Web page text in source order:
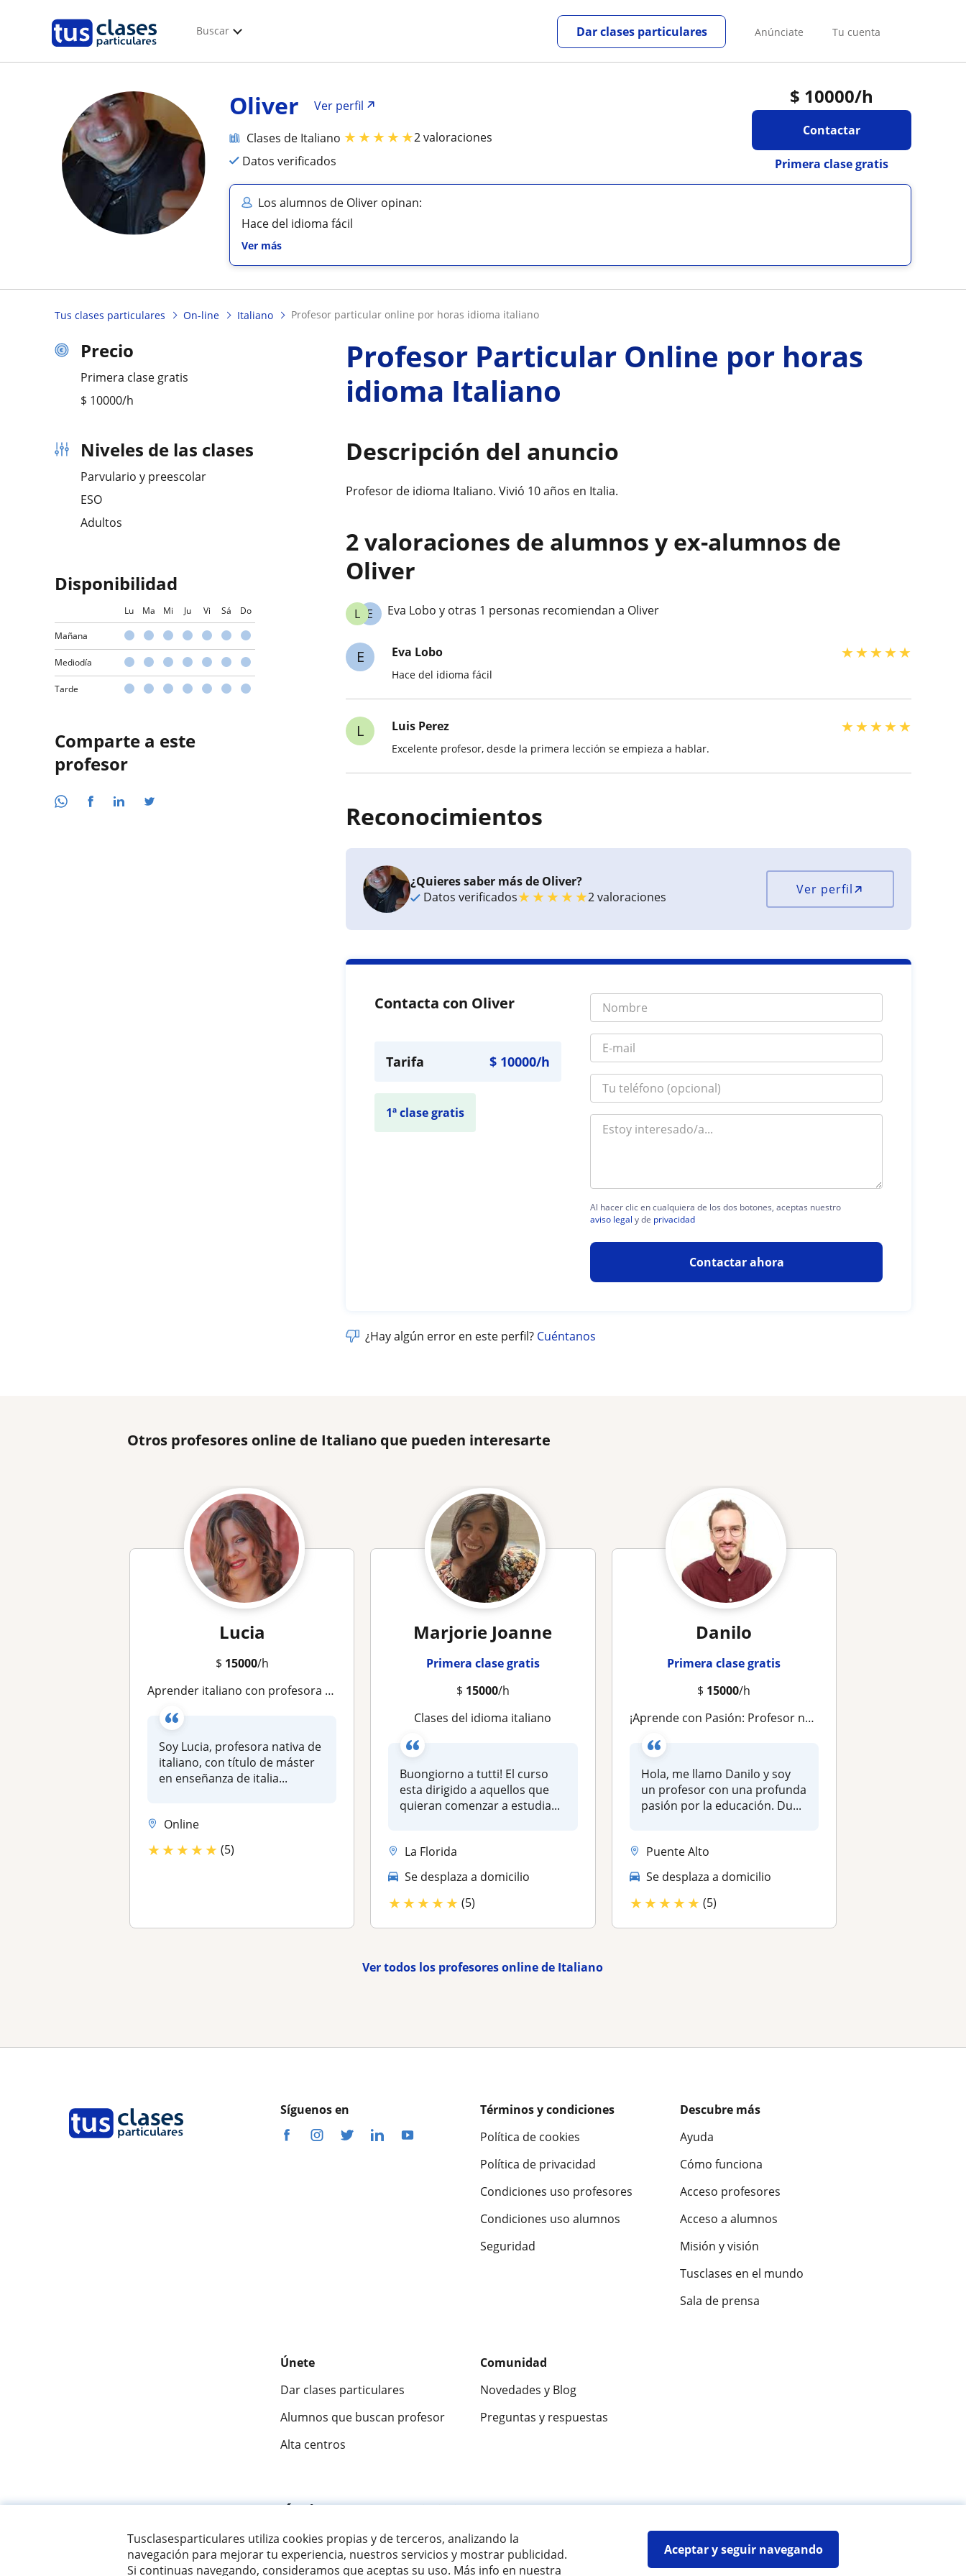
Tusclasesparticulares utiliza cookies propias y de terceros, analizando la
navegación para mejorar tu experiencia, nuestros servicios y mostrar publicidad.
Si continuas navegando, consideramos que aceptas su uso. Más info en nuestra
Aceptar y seguir navegando
Buscar Anúnciate Tu cuenta
Dar clases particulares
$ 10000/h
Contactar
Primera clase gratis
Oliver Ver perfil
Clases de Italiano ★★★★★2 valoraciones
Datos verificados
Los alumnos de Oliver opinan:
Hace del idioma fácil
Ver más
Tus clases particulares On-line Italiano profesor particular online por horas idioma italiano
Precio
Primera clase gratis
$ 10000/h
Niveles de las clases
Parvulario y preescolar
ESO
Adultos
Disponibilidad
Lu Ma Mi Ju Vi Sá Do
Mañana
Mediodía
Tarde
Comparte a este
profesor
Profesor Particular Online por horas
idioma Italiano
Descripción del anuncio
Profesor de idioma Italiano. Vivió 10 años en Italia.
2 valoraciones de alumnos y ex-alumnos de
Oliver
E
L Eva Lobo y otras 1 personas recomiendan a Oliver
E Eva Lobo ★★★★★
Hace del idioma fácil
L Luis Perez ★★★★★
Excelente profesor, desde la primera lección se empieza a hablar.
Reconocimientos
¿Quieres saber más de Oliver?
Datos verificados★★★★★2 valoraciones Ver perfil
Contacta con Oliver
Tarifa $ 10000/h
1ª clase gratis
Al hacer clic en cualquiera de los dos botones, aceptas nuestro
aviso legal y de privacidad
Contactar ahora
¿Hay algún error en este perfil? Cuéntanos
Otros profesores online de Italiano que pueden interesarte
Lucia
$ 15000/h
Aprender italiano con profesora nativa y con experiencia
Soy Lucia, profesora nativa de
italiano, con título de máster
en enseñanza de italia...
Online
★★★★★ (5)
Marjorie Joanne
Primera clase gratis
$ 15000/h
Clases del idioma italiano
Buongiorno a tutti! El curso
esta dirigido a aquellos que
quieran comenzar a estudia...
La Florida
Se desplaza a domicilio
★★★★★ (5)
Danilo
Primera clase gratis
$ 15000/h
¡Aprende con Pasión: Profesor nativo con amplia experiencia educativa ofrece clases de Italiano!
Hola, me llamo Danilo y soy
un profesor con una profunda
pasión por la educación. Du...
Puente Alto
Se desplaza a domicilio
★★★★★ (5)
Ver todos los profesores online de Italiano
Síguenos en
Términos y condiciones
Política de cookies
Política de privacidad
Condiciones uso profesores
Condiciones uso alumnos
Seguridad
Descubre más
Ayuda
Cómo funciona
Acceso profesores
Acceso a alumnos
Misión y visión
Tusclases en el mundo
Sala de prensa
Únete
Dar clases particulares
Alumnos que buscan profesor
Alta centros
Comunidad
Novedades y Blog
Preguntas y respuestas
Fantástica 9,5/10 ★★★★★
© 2007 - 2026 Tus clases particulares Mapa web:Profesores particulares